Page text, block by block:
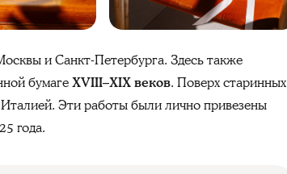
и Санкт-Петербурга. Здесь также
бумагеXVIII–XIX веков. Поверх старинных
Эти работы были лично привезены
года.